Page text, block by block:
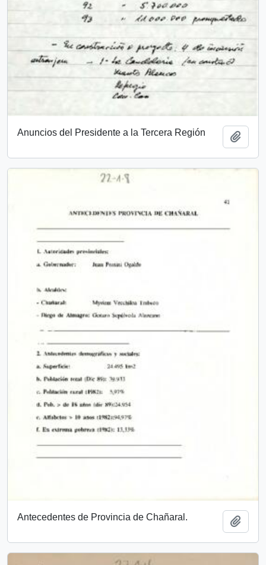
Anuncios del Presidente a la Tercera Región
Antecedentes de Provincia de Chañaral.